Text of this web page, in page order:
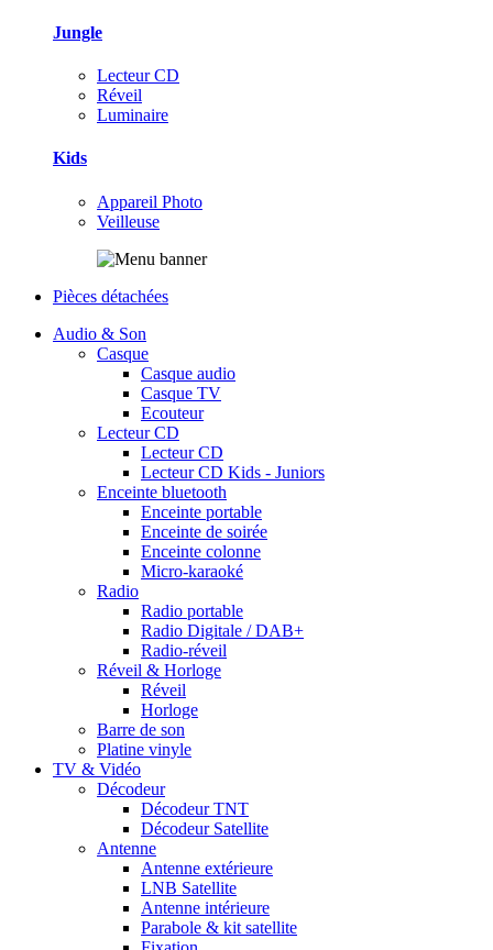
Jungle
Lecteur CD
Réveil
Luminaire
Kids
Appareil Photo
Veilleuse
Pièces détachées
Audio & Son
Casque
Casque audio
Casque TV
Ecouteur
Lecteur CD
Lecteur CD
Lecteur CD Kids - Juniors
Enceinte bluetooth
Enceinte portable
Enceinte de soirée
Enceinte colonne
Micro-karaoké
Radio
Radio portable
Radio Digitale / DAB+
Radio-réveil
Réveil & Horloge
Réveil
Horloge
Barre de son
Platine vinyle
TV & Vidéo
Décodeur
Décodeur TNT
Décodeur Satellite
Antenne
Antenne extérieure
LNB Satellite
Antenne intérieure
Parabole & kit satellite